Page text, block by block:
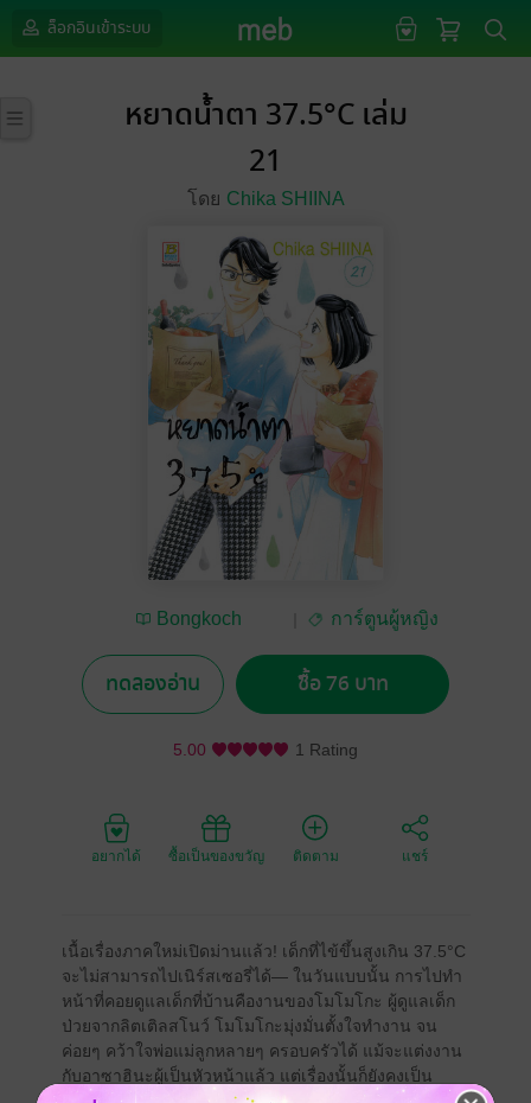
ล็อกอินเข้าระบบ
หยาดน้ำตา 37.5°C เล่ม
21
โดย Chika SHIINA
Bongkoch
การ์ตูนผู้หญิง
ทดลองอ่าน ซื้อ 76 บาท
5.00 1 Rating
อยากได้ ซื้อเป็นของขวัญ ติดตาม แชร์
เนื้อเรื่องภาคใหม่เปิดม่านแล้ว! เด็กที่ไข้ขึ้นสูงเกิน 37.5°C
จะไม่สามารถไปเนิร์สเซอรี่ได้— ในวันแบบนั้น การไปทำ
หน้าที่คอยดูแลเด็กที่บ้านคืองานของโมโมโกะ ผู้ดูแลเด็ก
ป่วยจากลิตเติลสโนว์ โมโมโกะมุ่งมั่นตั้งใจทำงาน จน
ค่อยๆ คว้าใจพ่อแม่ลูกหลายๆ ครอบครัวได้ แม้จะแต่งงาน
กับอาซาฮินะผู้เป็นหัวหน้าแล้ว แต่เรื่องนั้นก็ยังคงเป็น